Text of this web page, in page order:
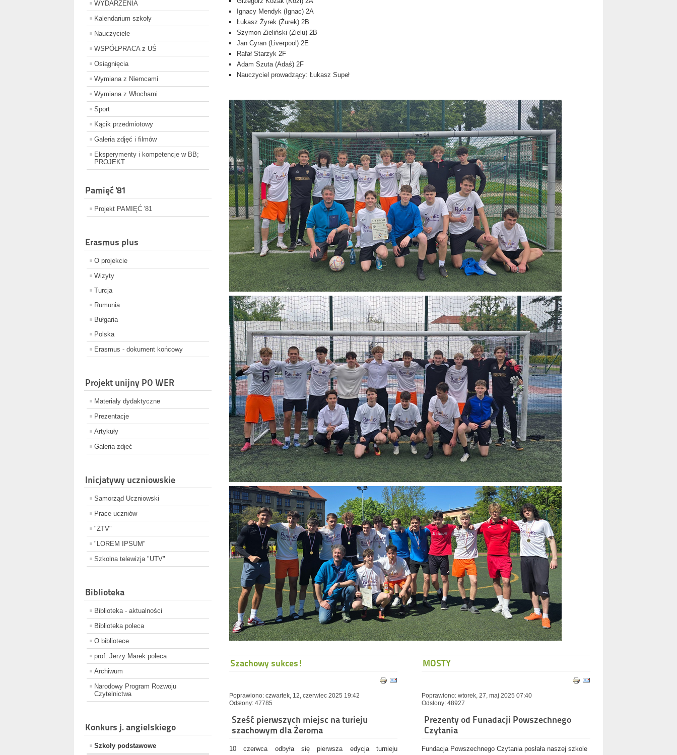
WYDARZENIA
Kalendarium szkoły
Nauczyciele
WSPÓŁPRACA z UŚ
Osiągnięcia
Wymiana z Niemcami
Wymiana z Włochami
Sport
Kącik przedmiotowy
Galeria zdjęć i filmów
Eksperymenty i kompetencje w BB;
PROJEKT
Pamięć '81
Projekt PAMIĘĆ '81
Erasmus plus
O projekcie
Wizyty
Turcja
Rumunia
Bułgaria
Polska
Erasmus - dokument końcowy
Projekt unijny PO WER
Materiały dydaktyczne
Prezentacje
Artykuły
Galeria zdjeć
Inicjatywy uczniowskie
Samorząd Uczniowski
Prace uczniów
"ŻTV"
"LOREM IPSUM"
Szkolna telewizja "UTV"
Biblioteka
Biblioteka - aktualności
Biblioteka poleca
O bibliotece
prof. Jerzy Marek poleca
Archiwum
Narodowy Program Rozwoju
Czytelnictwa
Konkurs j. angielskiego
Szkoły podstawowe
Ignacy Mendyk (Ignac) 2A
Łukasz Żyrek (Żurek) 2B
Szymon Zieliński (Zielu) 2B
Jan Cyran (Liverpool) 2E
Rafał Starzyk 2F
Adam Szuta (Adaś) 2F
Nauczyciel prowadzący: Łukasz Supeł
Szachowy sukces!
Poprawiono: czwartek, 12, czerwiec 2025 19:42
Odsłony: 47785
Sześć pierwszych miejsc na turieju
szachowym dla Żeroma
10 czerwca odbyła się pierwsza edycja turnieju
MOSTY
Poprawiono: wtorek, 27, maj 2025 07:40
Odsłony: 48927
Prezenty od Funadacji Powszechnego
Czytania
Fundacja Powszechnego Czytania posłała naszej szkole